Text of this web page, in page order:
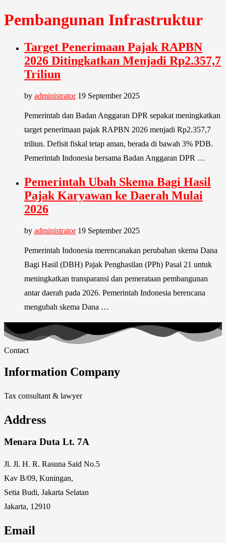
Pembangunan Infrastruktur
Target Penerimaan Pajak RAPBN
2026 Ditingkatkan Menjadi Rp2.357,7
Triliun
by administrator 19 September 2025
Pemerintah dan Badan Anggaran DPR sepakat meningkatkan
target penerimaan pajak RAPBN 2026 menjadi Rp2.357,7
triliun. Defisit fiskal tetap aman, berada di bawah 3% PDB.
Pemerintah Indonesia bersama Badan Anggaran DPR …
Pemerintah Ubah Skema Bagi Hasil
Pajak Karyawan ke Daerah Mulai
2026
by administrator 19 September 2025
Pemerintah Indonesia merencanakan perubahan skema Dana
Bagi Hasil (DBH) Pajak Penghasilan (PPh) Pasal 21 untuk
meningkatkan transparansi dan pemerataan pembangunan
antar daerah pada 2026. Pemerintah Indonesia berencana
mengubah skema Dana …
Contact
Information Company
Tax consultant & lawyer
Address
Menara Duta Lt. 7A
Jl. Jl. H. R. Rasuna Said No.5
Kav B/09, Kuningan,
Setia Budi, Jakarta Selatan
Jakarta, 12910
Email